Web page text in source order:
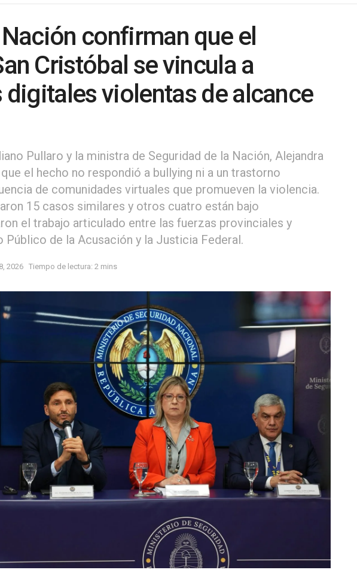
confirman que el
Cristóbal se vincula a
digitales violentas de alcance
Pullaro y la ministra de Seguridad de la Nación, Alejandra
el hecho no respondió a bullying ni a un trastorno
de comunidades virtuales que promueven la violencia.
15 casos similares y otros cuatro están bajo
el trabajo articulado entre las fuerzas provinciales y
de la Acusación y la Justicia Federal.
2026 Tiempo de lectura: 2 mins